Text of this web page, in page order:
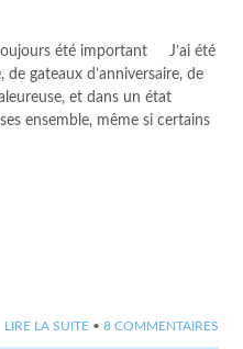
été important J’ai été
gateaux d’anniversaire, de
et dans un état
ensemble, même si certains
LIRE LA SUITE • 8 COMMENTAIRES